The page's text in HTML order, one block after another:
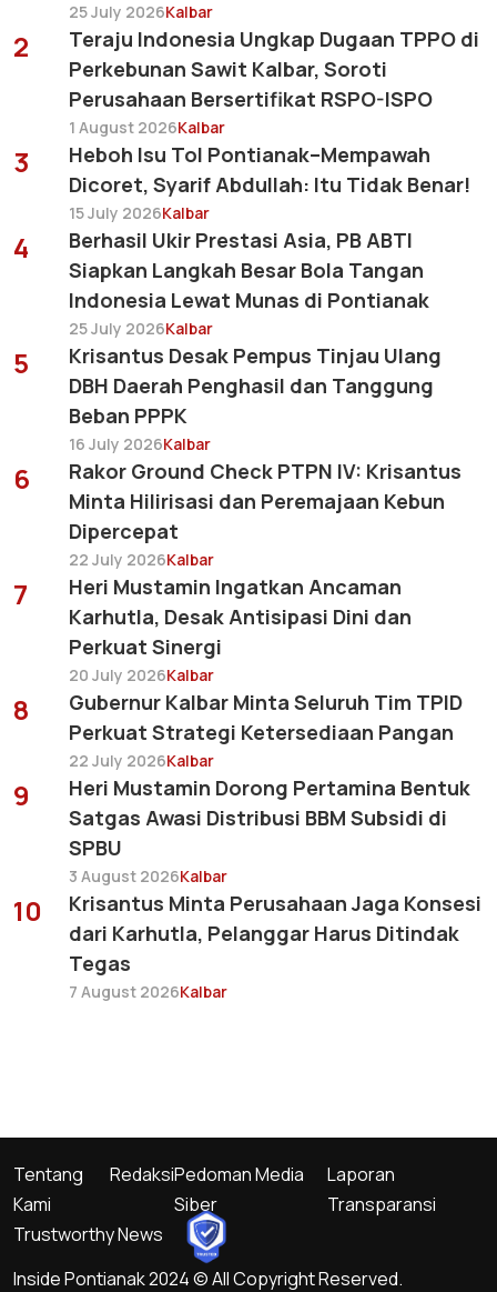
25 July 2026Kalbar
2
Teraju Indonesia Ungkap Dugaan TPPO di
Perkebunan Sawit Kalbar, Soroti
Perusahaan Bersertifikat RSPO-ISPO
1 August 2026Kalbar
3
Heboh Isu Tol Pontianak–Mempawah
Dicoret, Syarif Abdullah: Itu Tidak Benar!
15 July 2026Kalbar
4
Berhasil Ukir Prestasi Asia, PB ABTI
Siapkan Langkah Besar Bola Tangan
Indonesia Lewat Munas di Pontianak
25 July 2026Kalbar
5
Krisantus Desak Pempus Tinjau Ulang
DBH Daerah Penghasil dan Tanggung
Beban PPPK
16 July 2026Kalbar
6
Rakor Ground Check PTPN IV: Krisantus
Minta Hilirisasi dan Peremajaan Kebun
Dipercepat
22 July 2026Kalbar
7
Heri Mustamin Ingatkan Ancaman
Karhutla, Desak Antisipasi Dini dan
Perkuat Sinergi
20 July 2026Kalbar
8
Gubernur Kalbar Minta Seluruh Tim TPID
Perkuat Strategi Ketersediaan Pangan
22 July 2026Kalbar
9
Heri Mustamin Dorong Pertamina Bentuk
Satgas Awasi Distribusi BBM Subsidi di
SPBU
3 August 2026Kalbar
10
Krisantus Minta Perusahaan Jaga Konsesi
dari Karhutla, Pelanggar Harus Ditindak
Tegas
7 August 2026Kalbar
Inside Pontianak 2024 © All Copyright Reserved.
Trustworthy News
Tentang
Kami
RedaksiPedoman Media
Siber
Laporan
Transparansi